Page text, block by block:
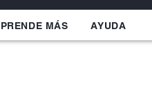
MÁS AYUDA